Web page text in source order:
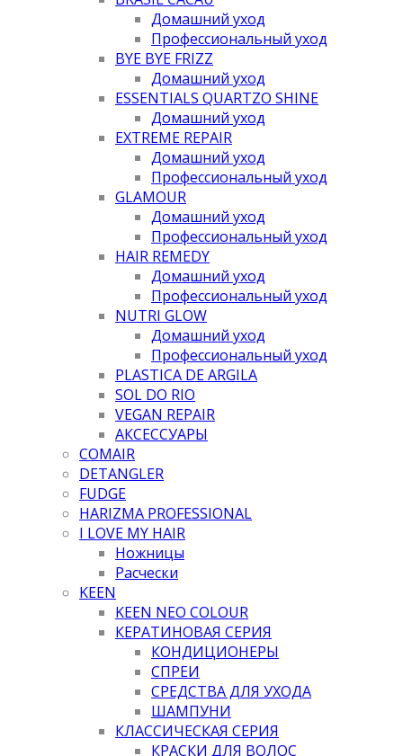
Домашний уход
Профессиональный уход
BYE BYE FRIZZ
Домашний уход
ESSENTIALS QUARTZO SHINE
Домашний уход
EXTREME REPAIR
Домашний уход
Профессиональный уход
GLAMOUR
Домашний уход
Профессиональный уход
HAIR REMEDY
Домашний уход
Профессиональный уход
NUTRI GLOW
Домашний уход
Профессиональный уход
PLASTICA DE ARGILA
SOL DO RIO
VEGAN REPAIR
АКСЕССУАРЫ
COMAIR
DETANGLER
FUDGE
HARIZMA PROFESSIONAL
I LOVE MY HAIR
Ножницы
Расчески
KEEN
KEEN NEO COLOUR
КЕРАТИНОВАЯ СЕРИЯ
КОНДИЦИОНЕРЫ
СПРЕИ
СРЕДСТВА ДЛЯ УХОДА
ШАМПУНИ
КЛАССИЧЕСКАЯ СЕРИЯ
КРАСКИ ДЛЯ ВОЛОС